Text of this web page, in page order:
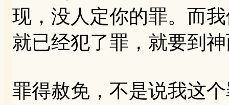
现，没人定你的罪。而
就已经犯了罪，就要到
罪得赦免，不是说我这